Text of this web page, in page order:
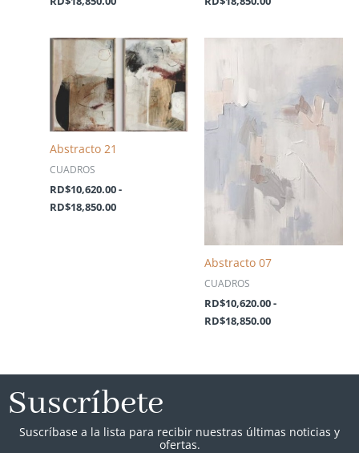
Abstracto 21
CUADROS
RD$10,620.00-
RD$18,850.00
Rango
de
precios:
desde
RD$10,620.00
hasta
RD$18,850.00
Abstracto 07
CUADROS
RD$10,620.00-
RD$18,850.00
RD$10,620.00
hasta
RD$18,850.00
Suscríbete
Suscríbase a la lista para recibir nuestras últimas noticias y
ofertas.